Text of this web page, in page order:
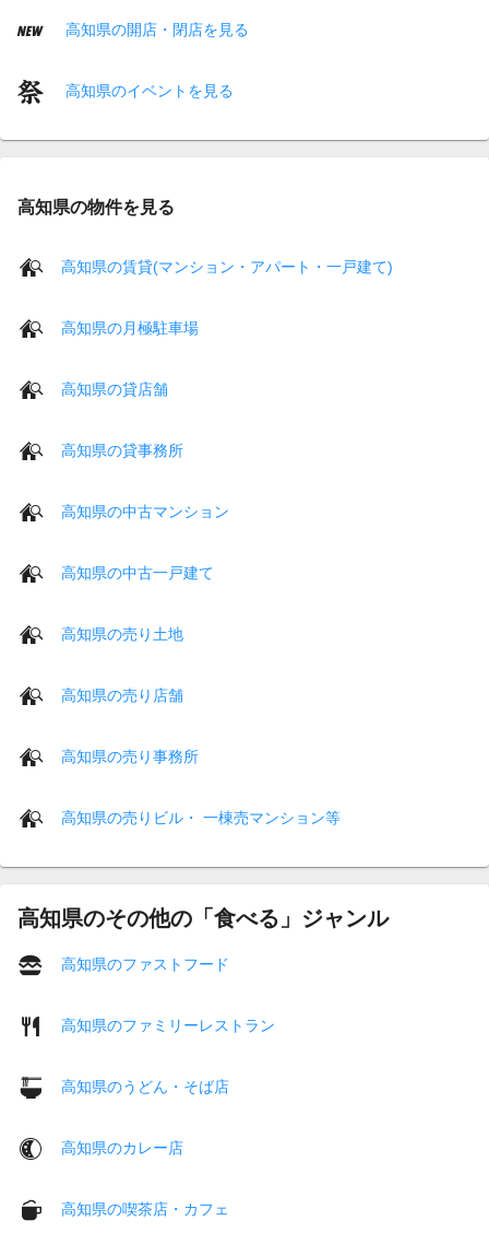
高知県の開店・閉店を見る
高知県のイベントを見る
高知県の物件を見る
高知県の賃貸(マンション・アパート・一戸建て)
高知県の月極駐車場
高知県の貸店舗
高知県の貸事務所
高知県の中古マンション
高知県の中古一戸建て
高知県の売り土地
高知県の売り店舗
高知県の売り事務所
高知県の売りビル・ 一棟売マンション等
高知県のその他の「食べる」ジャンル
高知県のファストフード
高知県のファミリーレストラン
高知県のうどん・そば店
高知県のカレー店
高知県の喫茶店・カフェ